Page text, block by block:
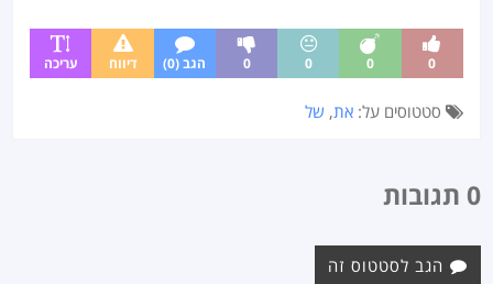
0
0
0
0 הגב (0) דיווח עריכה
סטטוסים על:את, של
0 תגובות
הגב לסטטוס זה